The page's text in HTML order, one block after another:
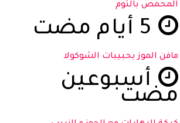
المحمص بالثوم
5 أيام مضت
مافن الموز بحبيبات الشوكولا
أسبوعين
مضت